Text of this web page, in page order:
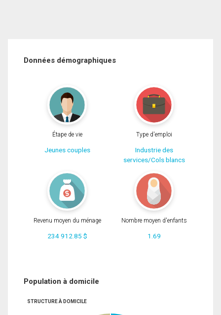
Données démographiques
Étape de vie
Jeunes couples
Type d'emploi
Industrie des
services/Cols blancs
Revenu moyen du ménage
234 912.85 $
Nombre moyen d'enfants
1.69
Population à domicile
STRUCTURE À DOMICILE